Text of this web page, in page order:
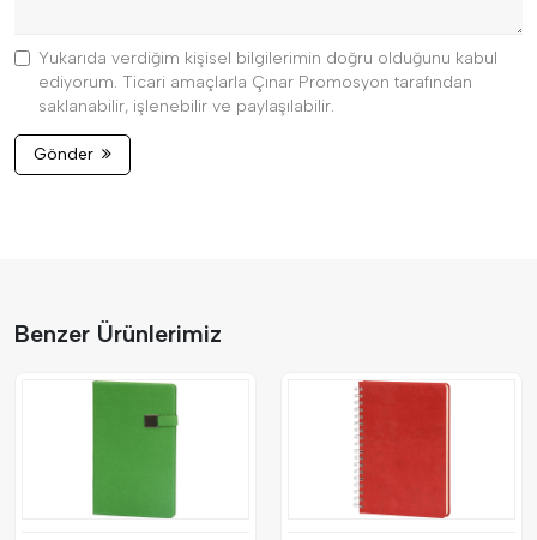
Yukarıda verdiğim kişisel bilgilerimin doğru olduğunu kabul
ediyorum. Ticari amaçlarla Çınar Promosyon tarafından
saklanabilir, işlenebilir ve paylaşılabilir.
Gönder
Benzer Ürünlerimiz